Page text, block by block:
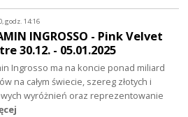
godz. 14:16
INGROSSO - Pink Velvet
30.12. - 05.01.2025
Ingrosso ma na koncie ponad miliard
na całym świecie, szereg złotych i
wyróżnień oraz reprezentowanie